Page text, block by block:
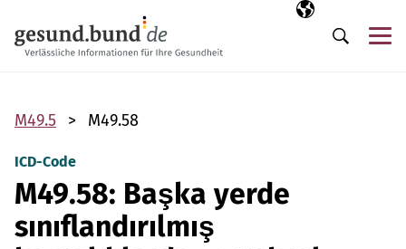
Seçili dil
TR
Arama
M49.5 M49.58
ICD-Code
M49.58: Başka yerde
sınıflandırılmış